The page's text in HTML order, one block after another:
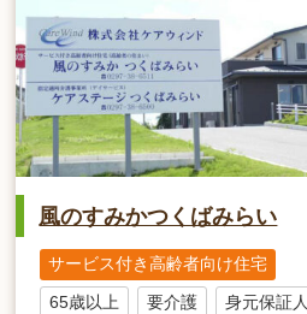
風のすみかつくばみらい
サービス付き高齢者向け住宅
65歳以上 要介護 身元保証人